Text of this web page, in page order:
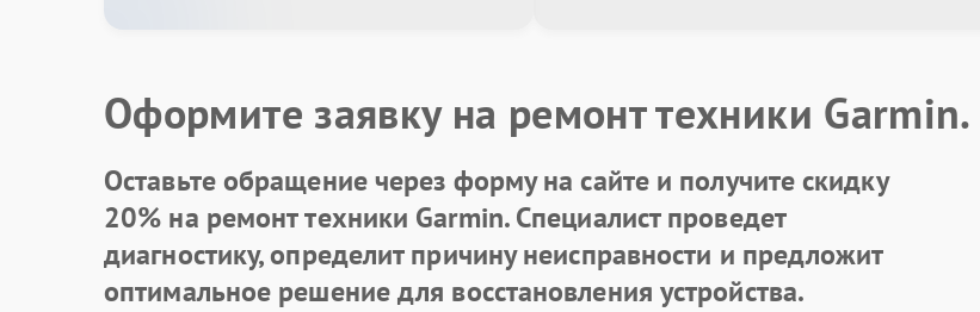
Оформите заявку на ремонт техники Garmin.
Оставьте обращение через форму на сайте и получите скидку
20% на ремонт техники Garmin. Специалист проведет
диагностику, определит причину неисправности и предложит
оптимальное решение для восстановления устройства.